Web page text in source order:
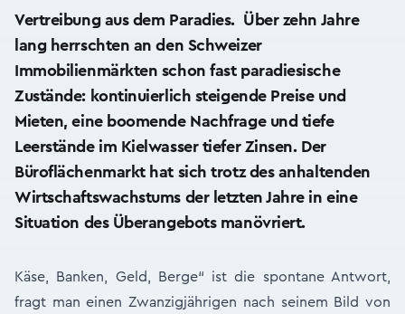
Vertreibung aus dem Paradies. Über zehn Jahre
lang herrschten an den Schweizer
Immobilienmärkten schon fast paradiesische
Zustände: kontinuierlich steigende Preise und
Mieten, eine boomende Nachfrage und tiefe
Leerstände im Kielwasser tiefer Zinsen. Der
Büroflächenmarkt hat sich trotz des anhaltenden
Wirtschaftswachstums der letzten Jahre in eine
Situation des Überangebots manövriert.
Käse, Banken, Geld, Berge“ ist die spontane Antwort,
fragt man einen Zwanzigjährigen nach seinem Bild von